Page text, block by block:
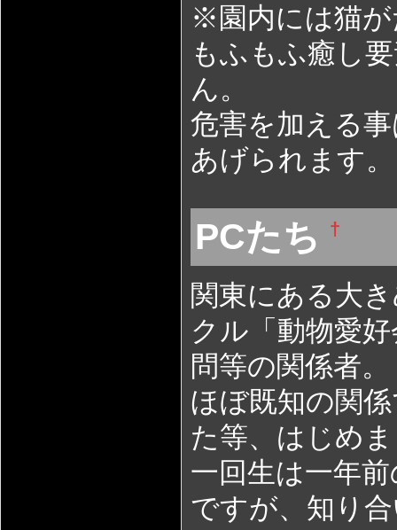
※園内には猫
もふもふ癒し
ん。
危害を加える
あげられます。
PCたち †
関東にある大
クル「動物愛
問等の関係者。
ほぼ既知の関
た等、はじめ
一回生は一年
ですが、知り